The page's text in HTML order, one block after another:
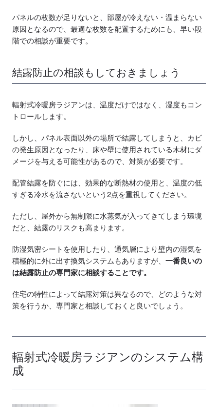
パネルの枚数が足りないと、部屋が冷えない・温まらない
原因となるので、最適な枚数を配置するためにも、早い段
階での相談が重要です。
結露防止の相談もしておきましょう
輻射式冷暖房ラジアンは、温度だけではなく、湿度もコン
トロールします。
しかし、パネル表面以外の場所で結露してしまうと、カビ
の発生原因となったり、床や壁に使用されている木材にダ
メージを与える可能性があるので、対策が必要です。
配管結露を防ぐには、効果的な断熱材の使用と、温度の低
すぎる冷水を流さないという2点を重視してください。
ただし、屋外から無制限に水蒸気が入ってきてしまう環境
だと、結露のリスクも高まります。
防湿気密シートを使用したり、通気層により壁内の湿気を
積極的に外に出す換気システムもありますが、 一番良いの
は結露防止の専門家に相談することです。
住宅の特性によって結露対策は異なるので、どのような対
策を行うか、専門家と相談しておくと良いでしょう。
輻射式冷暖房ラジアンのシステム構
成